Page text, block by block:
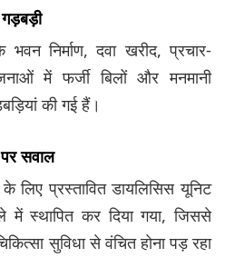
निर्माण, दवा खरीद, प्रचार-
में फर्जी बिलों और मनमानी
की गई हैं।
सवाल
लिए प्रस्तावित डायलिसिस यूनिट
में स्थापित कर दिया गया, जिससे
सुविधा से वंचित होना पड़ रहा